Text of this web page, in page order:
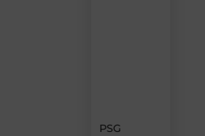
PSG